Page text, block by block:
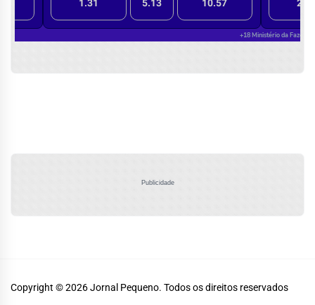
Publicidade
Copyright © 2026Jornal Pequeno. Todos os direitos reservados